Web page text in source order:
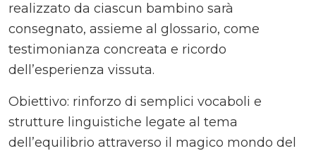
realizzato da ciascun bambino sarà
consegnato, assieme al glossario, come
testimonianza concreata e ricordo
dell’esperienza vissuta.
Obiettivo: rinforzo di semplici vocaboli e
strutture linguistiche legate al tema
dell’equilibrio attraverso il magico mondo del